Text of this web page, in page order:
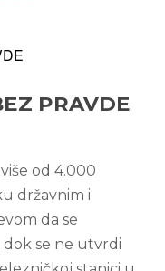
PRAVDE
od 4.000
državnim i
da se
dok se ne utvrdi